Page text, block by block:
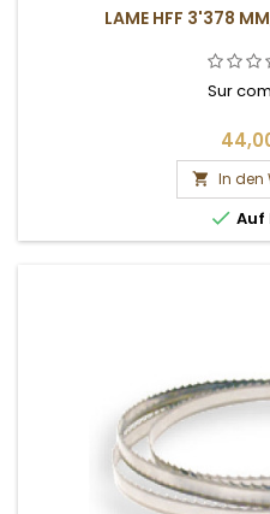
LAME HFF 3'378
Sur
 In den
 Auf